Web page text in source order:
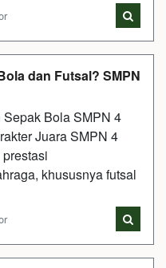
dan Futsal? SMPN
Bola SMPN 4
Juara SMPN 4
khususnya futsal